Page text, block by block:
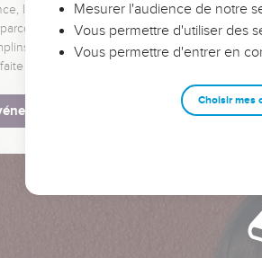
leaders, entrepreneurs, et responsables
et les clés pour avancer avec plus de
Que vous guidiez un ministère, une
pour vous.
Mesurer l'audience de notre
Vous permettre d'utiliser des
Vous permettre d'entrer en
Choisir mes